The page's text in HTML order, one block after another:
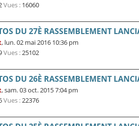
Vues : 16060
DU 27È RASSEMBLEMENT
, lun. 02 mai 2016 10:36 pm
Vues :25102
DU 26È RASSEMBLEMENT
,sam. 03 oct. 2015 7:04 pm
Vues :22376